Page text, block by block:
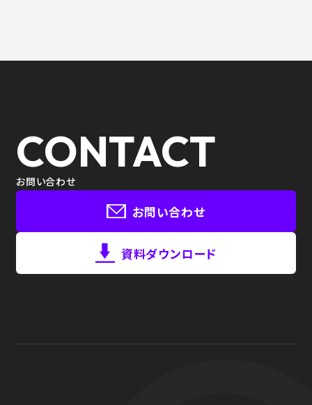
CONTACT
お問い合わせ
お問い合わせ
資料ダウンロード